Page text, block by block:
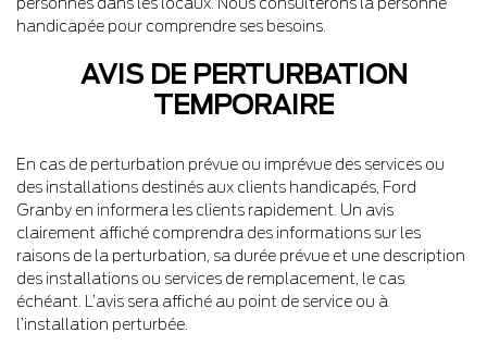
handicapée pour comprendre ses besoins.
AVIS DE PERTURBATION
TEMPORAIRE
En cas de perturbation prévue ou imprévue des services ou
des installations destinés aux clients handicapés, Ford
Granby en informera les clients rapidement. Un avis
clairement affiché comprendra des informations sur les
raisons de la perturbation, sa durée prévue et une description
des installations ou services de remplacement, le cas
échéant. L’avis sera affiché au point de service ou à
l’installation perturbée.